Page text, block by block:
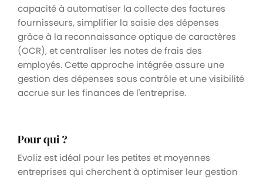
capacité à automatiser la collecte des factures
fournisseurs, simplifier la saisie des dépenses
grâce à la reconnaissance optique de caractères
(OCR), et centraliser les notes de frais des
employés. Cette approche intégrée assure une
gestion des dépenses sous contrôle et une visibilité
accrue sur les finances de l'entreprise.
Pour qui ?
Evoliz est idéal pour les petites et moyennes
entreprises qui cherchent à optimiser leur gestion